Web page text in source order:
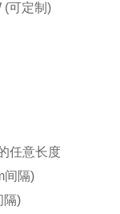
(可定制)
任意长度
间隔)
)